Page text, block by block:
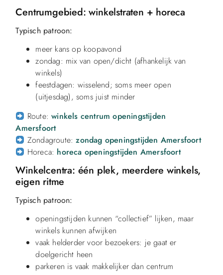
Centrumgebied: winkelstraten + horeca
Typisch patroon:
meer kans op koopavond
zondag: mix van open/dicht (afhankelijk van
winkels)
feestdagen: wisselend; soms meer open
(uitjesdag), soms juist minder
Route:winkels centrum openingstijden
Amersfoort
Zondagroute:zondag openingstijden Amersfoort
Horeca: horeca openingstijden Amersfoort
Winkelcentra: één plek, meerdere winkels,
eigen ritme
Typisch patroon:
openingstijden kunnen “collectief” lijken, maar
winkels kunnen afwijken
vaak helderder voor bezoekers: je gaat er
doelgericht heen
parkeren is vaak makkelijker dan centrum